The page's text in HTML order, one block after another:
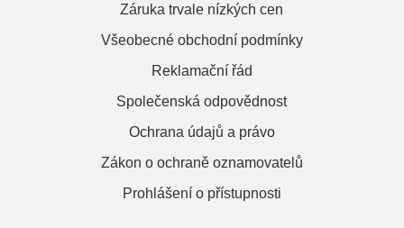
Záruka trvale nízkých cen
Všeobecné obchodní podmínky
Reklamační řád
Společenská odpovědnost
Ochrana údajů a právo
Zákon o ochraně oznamovatelů
Prohlášení o přístupnosti